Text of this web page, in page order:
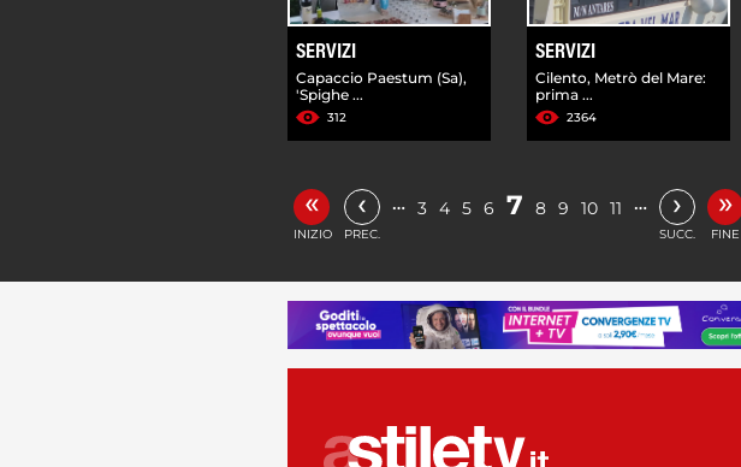
SERVIZI
Capaccio Paestum (Sa),
'Spighe ...
312
SERVIZI
Cilento, Metrò del Mare:
prima ...
2364
«
INIZIO
‹
PREC.
… 3 4 5 6 7 8 9 10 11 … ›
SUCC.
»
FINE